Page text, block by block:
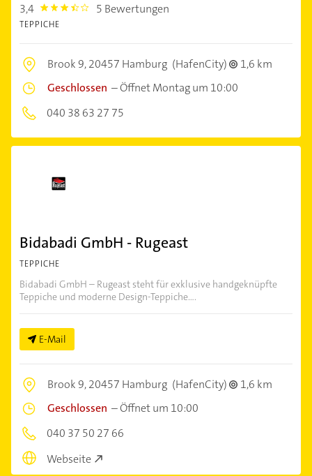
3,4 3.4 5 Bewertungen
TEPPICHE
Brook 9,20457 Hamburg (HafenCity)
1,6 km
Geschlossen –Öffnet Montag um 10:00
040 38 63 27 75
Bidabadi GmbH - Rugeast
TEPPICHE
Bidabadi GmbH – Rugeast steht für exklusive handgeknüpfte
Teppiche und moderne Design-Teppiche....
E-Mail
Brook 9,20457 Hamburg (HafenCity)
1,6 km
Geschlossen –Öffnet um 10:00
040 37 50 27 66
Webseite